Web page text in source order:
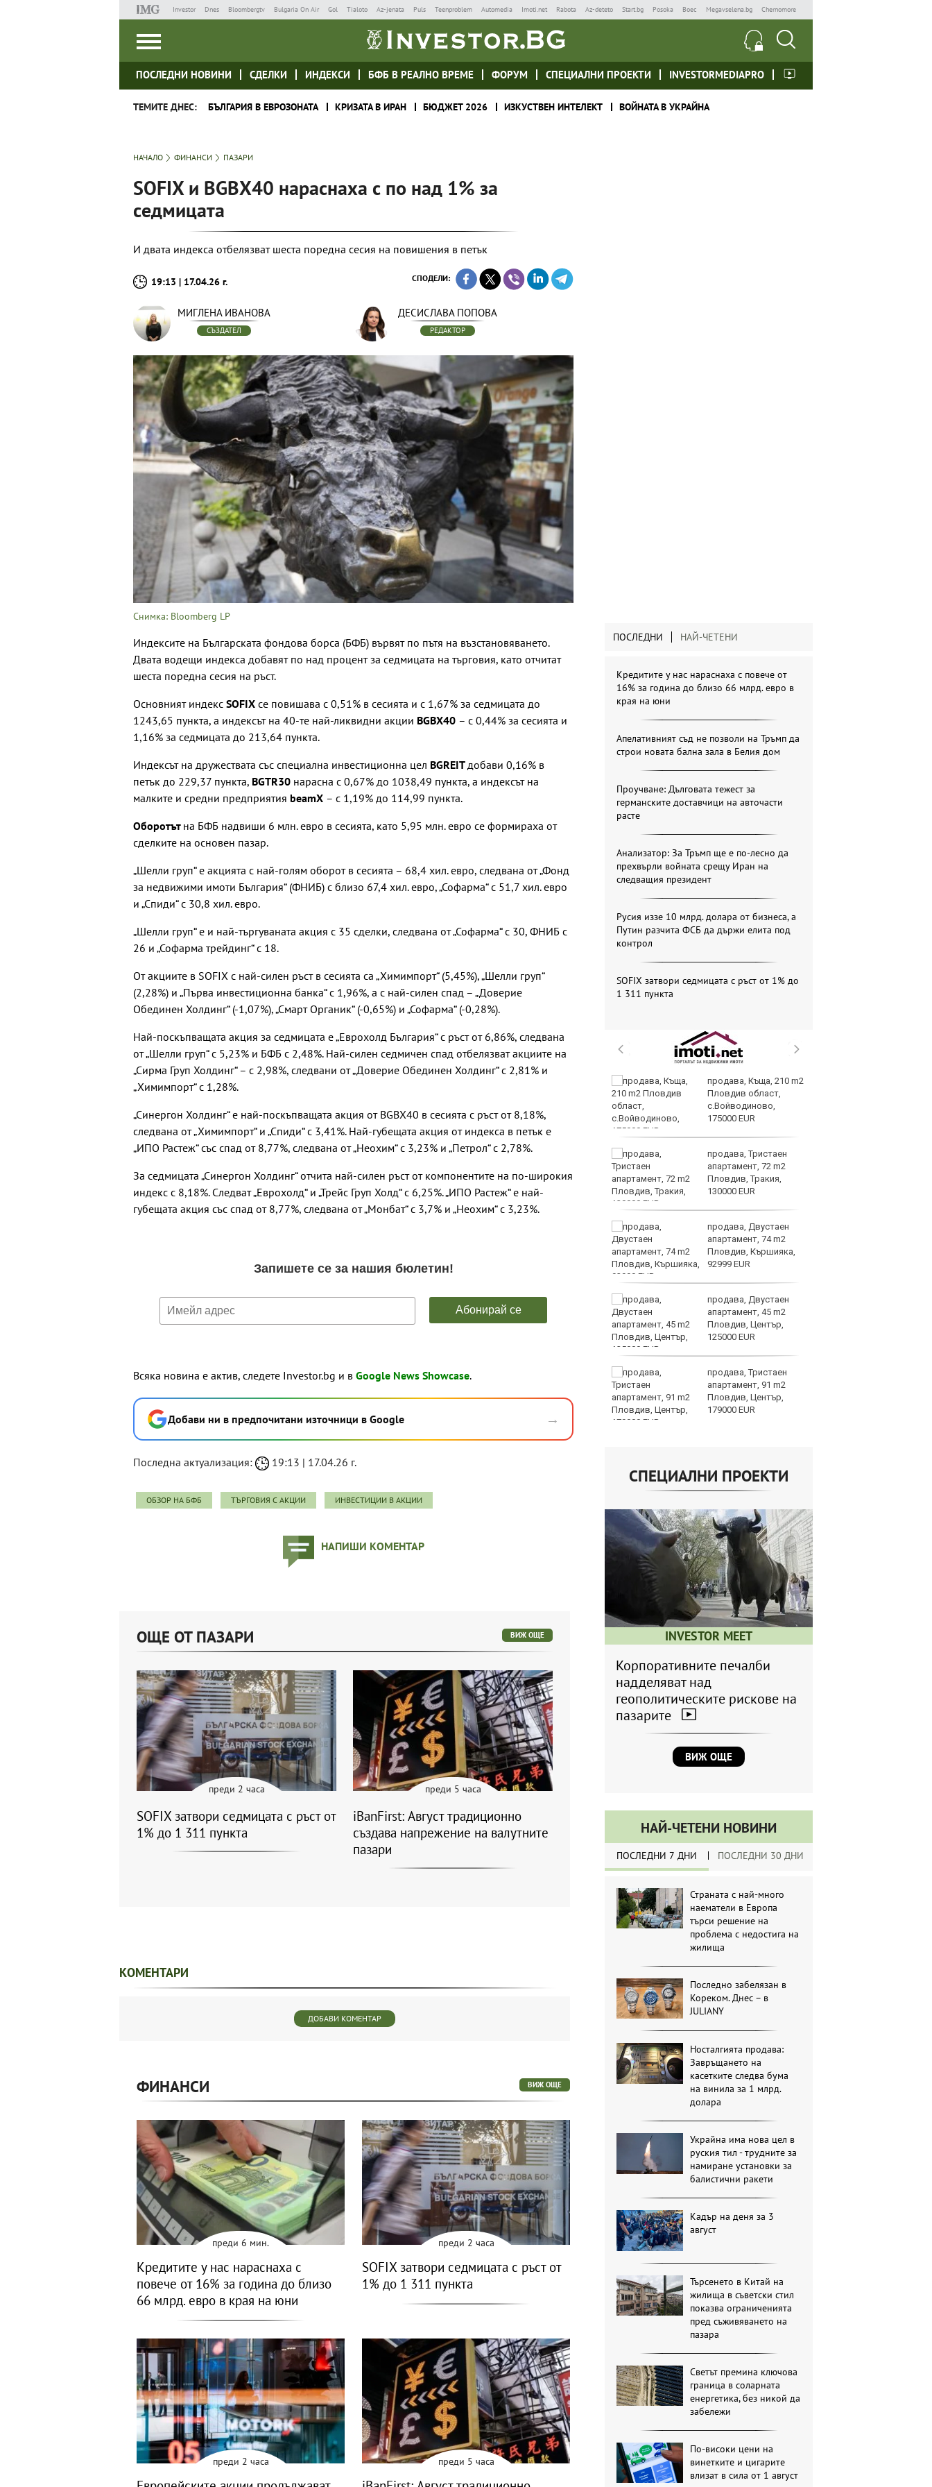
Investor Dnes Bloombergtv Bulgaria On Air Gol Tialoto Az-jenata Puls Teenproblem Automedia Imoti.net Rabota Az-deteto Start.bg Posoka Boec Megavselena.bg Chernomore
ПОСЛЕДНИ НОВИНИ СДЕЛКИ ИНДЕКСИ БФБ В РЕАЛНО ВРЕМЕ ФОРУМ СПЕЦИАЛНИ ПРОЕКТИ INVESTORMEDIAPRO
ТЕМИТЕ ДНЕС: БЪЛГАРИЯ В ЕВРОЗОНАТА КРИЗАТА В ИРАН БЮДЖЕТ 2026 ИЗКУСТВЕН ИНТЕЛЕКТ ВОЙНАТА В УКРАЙНА
НАЧАЛО ФИНАНСИ ПАЗАРИ
SOFIX и BGBX40 нараснаха с по над 1% за
седмицата
И двата индекса отбелязват шеста поредна сесия на повишения в петък
19:13 | 17.04.26 г. СПОДЕЛИ:
МИГЛЕНА ИВАНОВА
СЪЗДАТЕЛ
ДЕСИСЛАВА ПОПОВА
РЕДАКТОР
Снимка: Bloomberg LP
Индексите на Българската фондова борса (БФБ) вървят по пътя на възстановяването.
Двата водещи индекса добавят по над процент за седмицата на търговия, като отчитат
шеста поредна сесия на ръст.
Основният индекс SOFIX се повишава с 0,51% в сесията и с 1,67% за седмицата до
1243,65 пункта, а индексът на 40-те най-ликвидни акции BGBX40 – с 0,44% за сесията и
1,16% за седмицата до 213,64 пункта.
Индексът на дружествата със специална инвестиционна цел BGREITдобави 0,16% в
петък до 229,37 пункта, BGTR30 нарасна с 0,67% до 1038,49 пункта, а индексът на
малките и средни предприятия beamX – с 1,19% до 114,99 пункта.
Оборотът на БФБ надвиши 6 млн. евро в сесията, като 5,95 млн. евро се формираха от
сделките на основен пазар.
„Шелли груп“ е акцията с най-голям оборот в сесията – 68,4 хил. евро, следвана от „Фонд
за недвижими имоти България“ (ФНИБ) с близо 67,4 хил. евро, „Софарма“ с 51,7 хил. евро
и „Спиди“ с 30,8 хил. евро.
„Шелли груп“ е и най-търгуваната акция с 35 сделки, следвана от „Софарма“ с 30, ФНИБ с
26 и „Софарма трейдинг“ с 18.
От акциите в SOFIX с най-силен ръст в сесията са „Химимпорт“ (5,45%), „Шелли груп“
(2,28%) и „Първа инвестиционна банка“ с 1,96%, а с най-силен спад – „Доверие
Обединен Холдинг“ (-1,07%), „Смарт Органик“ (-0,65%) и „Софарма“ (-0,28%).
Най-поскъпващата акция за седмицата е „Еврохолд България“ с ръст от 6,86%, следвана
от „Шелли груп“ с 5,23% и БФБ с 2,48%. Най-силен седмичен спад отбелязват акциите на
„Сирма Груп Холдинг“ – с 2,98%, следвани от „Доверие Обединен Холдинг“ с 2,81% и
„Химимпорт“ с 1,28%.
„Синергон Холдинг“ е най-поскъпващата акция от BGBX40 в сесията с ръст от 8,18%,
следвана от „Химимпорт“ и „Спиди“ с 3,41%. Най-губещата акция от индекса в петък е
„ИПО Растеж“ със спад от 8,77%, следвана от „Неохим“ с 3,23% и „Петрол“ с 2,78%.
За седмицата „Синергон Холдинг“ отчита най-силен ръст от компонентите на по-широкия
индекс с 8,18%. Следват „Еврохолд“ и „Трейс Груп Холд“ с 6,25%. „ИПО Растеж“ е най-
губещата акция със спад от 8,77%, следвана от „Монбат“ с 3,7% и „Неохим“ с 3,23%.
Всяка новина е актив, следете Investor.bg и в Google News Showcase.
Добави ни в предпочитани източници в Google →
Последна актуализация: 19:13 | 17.04.26 г.
ОБЗОР НА БФБ ТЪРГОВИЯ С АКЦИИ ИНВЕСТИЦИИ В АКЦИИ
НАПИШИ КОМЕНТАР
ПОСЛЕДНИ НАЙ-ЧЕТЕНИ
Кредитите у нас нараснаха с повече от
16% за година до близо 66 млрд. евро в
края на юни
Апелативният съд не позволи на Тръмп да
строи новата бална зала в Белия дом
Проучване: Дълговата тежест за
германските доставчици на авточасти
расте
Анализатор: За Тръмп ще е по-лесно да
прехвърли войната срещу Иран на
следващия президент
Русия иззе 10 млрд. долара от бизнеса, а
Путин разчита ФСБ да държи елита под
контрол
SOFIX затвори седмицата с ръст от 1% до
1 311 пункта
Варненско
Вечерен крос ще се
Морската градина на
Варна
ФК Девня гостува на
Атлетик (Провадия) за
Аматьорската купа
Саморазправата не е
случая с „ловци на педофили“
продава, Къща, 210 m2
Пловдив област,
с.Войводиново,
175000 EUR
продава, Тристаен
апартамент, 72 m2
Пловдив, Тракия,
130000 EUR
продава, Двустаен
апартамент, 74 m2
Пловдив, Кършияка,
92999 EUR
продава, Двустаен
апартамент, 45 m2
Пловдив, Център,
125000 EUR
продава, Тристаен
апартамент, 91 m2
Пловдив, Център,
179000 EUR
СПЕЦИАЛНИ ПРОЕКТИ
INVESTOR MEET
Корпоративните печалби
надделяват над
геополитическите рискове на
пазарите
ВИЖ ОЩЕ
НАЙ-ЧЕТЕНИ НОВИНИ
ПОСЛЕДНИ 7 ДНИ ПОСЛЕДНИ 30 ДНИ
Страната с най-много
наематели в Европа
търси решение на
проблема с недостига на
жилища
Последно забелязан в
Кореком. Днес – в
JULIANY
Носталгията продава:
Завръщането на
касетките следва бума
на винила за 1 млрд.
долара
Украйна има нова цел в
руския тил - трудните за
намиране установки за
балистични ракети
Кадър на деня за 3
август
Търсенето в Китай на
жилища в съветски стил
показва ограниченията
пред съживяването на
пазара
Светът премина ключова
граница в соларната
енергетика, без никой да
забележи
По-високи цени на
винетките и цигарите
влизат в сила от 1 август
ОЩЕ ОТ ПАЗАРИ ВИЖ ОЩЕ
преди 2 часа
SOFIX затвори седмицата с ръст от
1% до 1 311 пункта
преди 5 часа
iBanFirst: Август традиционно
създава напрежение на валутните
пазари
КОМЕНТАРИ
ДОБАВИ КОМЕНТАР
ФИНАНСИ ВИЖ ОЩЕ
преди 6 мин.
Кредитите у нас нараснаха с
повече от 16% за година до близо
66 млрд. евро в края на юни
преди 2 часа
SOFIX затвори седмицата с ръст от
1% до 1 311 пункта
преди 2 часа преди 5 часа